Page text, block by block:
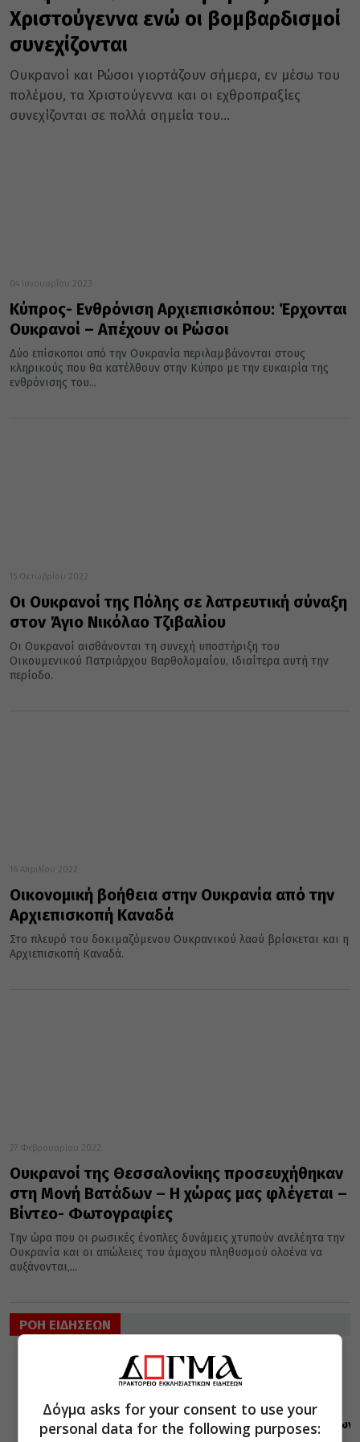
Χριστούγεννα ενώ οι βομβαρδισμοί
συνεχίζονται
Ουκρανοί και Ρώσοι γιορτάζουν σήμερα, εν μέσω του
πολέμου, τα Χριστούγεννα και οι εχθροπραξίες
συνεχίζονται σε πολλά σημεία του...
04 Ιανουαρίου 2023
Κύπρος- Ενθρόνιση Αρχιεπισκόπου: Έρχονται
Ουκρανοί – Απέχουν οι Ρώσοι
Δύο επίσκοποι από την Ουκρανία περιλαμβάνονται στους
κληρικούς που θα κατέλθουν στην Κύπρο με την ευκαιρία της
ενθρόνισης του...
15 Οκτωβρίου 2022
Οι Ουκρανοί της Πόλης σε λατρευτική σύναξη
στον Άγιο Νικόλαο Τζιβαλίου
Οι Ουκρανοί αισθάνονται τη συνεχή υποστήριξη του
Οικουμενικού Πατριάρχου Βαρθολομαίου, ιδιαίτερα αυτή την
περίοδο.
16 Απριλίου 2022
Οικονομική βοήθεια στην Ουκρανία από την
Αρχιεπισκοπή Καναδά
Στο πλευρό του δοκιμαζόμενου Ουκρανικού λαού βρίσκεται και η
Αρχιεπισκοπή Καναδά.
27 Φεβρουαρίου 2022
Ουκρανοί της Θεσσαλονίκης προσευχήθηκαν
στη Μονή Βατάδων – Η χώρας μας φλέγεται –
Βίντεο- Φωτογραφίες
Την ώρα που οι ρωσικές ένοπλες δυνάμεις χτυπούν ανελέητα την
Ουκρανία και οι απώλειες του άμαχου πληθυσμού ολοένα να
αυξάνονται,...
ΡΟΗ ΕΙΔΗΣΕΩΝ
Στελέχη των
κατασκηνώσεων
της
Δόγμα asks for your consent to use your
personal data for the following purposes: